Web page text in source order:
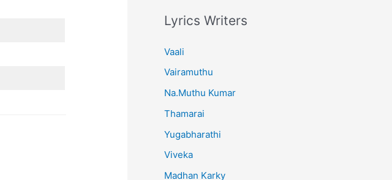
Lyrics Writers
Vaali
Vairamuthu
Na.Muthu Kumar
Thamarai
Yugabharathi
Viveka
Madhan Karky